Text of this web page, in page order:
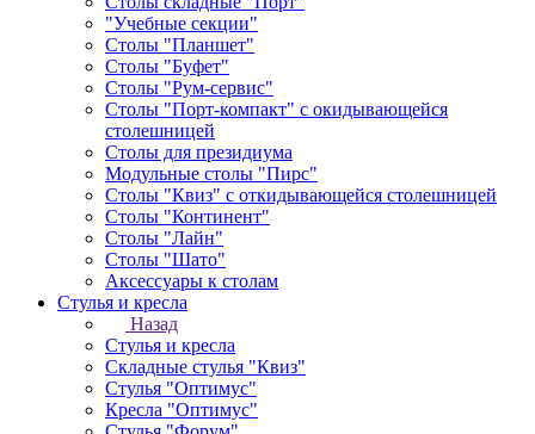
"Учебные секции"
Столы "Планшет"
Столы "Буфет"
Столы "Рум-сервис"
Столы "Порт-компакт" с окидывающейся
столешницей
Столы для президиума
Модульные столы "Пирс"
Столы "Квиз" с откидывающейся столешницей
Столы "Континент"
Столы "Лайн"
Столы "Шато"
Аксессуары к столам
Стулья и кресла
Назад
Стулья и кресла
Складные стулья "Квиз"
Стулья "Оптимус"
Кресла "Оптимус"